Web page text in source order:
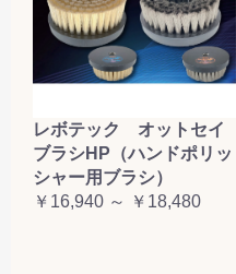
レボテック オットセイ
ブラシHP（ハンドポリッ
シャー用ブラシ）
￥16,940 ～ ￥18,480